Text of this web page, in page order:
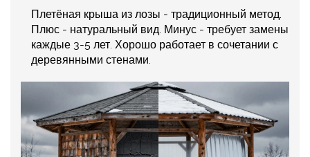
Плетёная крыша из лозы - традиционный метод.
Плюс - натуральный вид. Минус - требует замены
каждые 3-5 лет. Хорошо работает в сочетании с
деревянными стенами.